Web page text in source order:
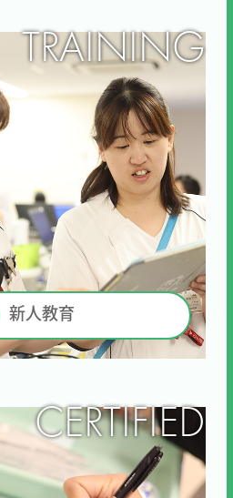
TRAINING
新人教育
CERTIFIED